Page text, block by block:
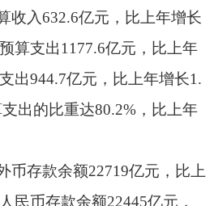
收入632.6亿元，比上年增长
算支出1177.6亿元，比上年
出944.7亿元，比上年增长1.
出的比重达80.2%，比上年
币存款余额22719亿元，比上
民币存款余额22445亿元，